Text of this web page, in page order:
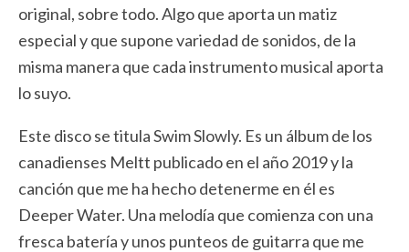
original, sobre todo. Algo que aporta un matiz
especial y que supone variedad de sonidos, de la
misma manera que cada instrumento musical aporta
lo suyo.
Este disco se titula Swim Slowly. Es un álbum de los
canadienses Meltt publicado en el año 2019 y la
canción que me ha hecho detenerme en él es
Deeper Water. Una melodía que comienza con una
fresca batería y unos punteos de guitarra que me